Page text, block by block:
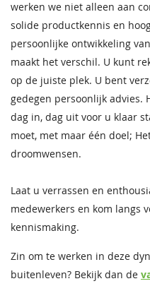
werken we niet alleen aan
solide productkennis en
persoonlijke ontwikkeling
maakt het verschil. U kunt
op de juiste plek. U bent
gedegen persoonlijk advies.
dag in, dag uit voor u klaar
moet, met maar één doel;
droomwensen.
Laat u verrassen en
medewerkers en kom langs
kennismaking.
Zin om te werken in deze
buitenleven? Bekijk dan de